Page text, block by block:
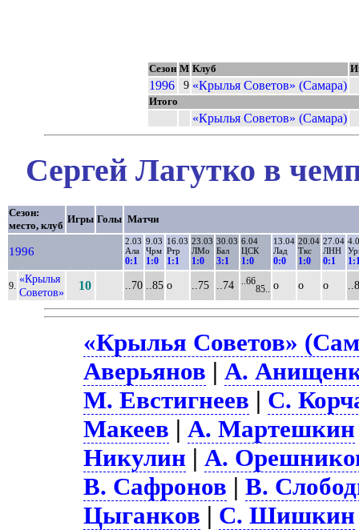
Сезон М Клуб
1996 9 «Крылья Советов» (Самара)
Итого
«Крылья Советов» (Самара)
Сергей Лагутко в
Сезон:
место, клуб
Игры Голы Матчи
1996
2.03
Ала
0:1
9.03
Чрм
1:0
16.03
Ртр
1:1
23.03
ЛМо
1:0
30.03
Бал
3:1
6.04
ЦСК
1:0
13.04
Лад
0:0
20.04
Ткс
1:0
27.04
ЛНН
0:1
9.
«Крылья
Советов»
10 ..70 ..85 о ..75 ..74 ..66
85.. о о о
«Крылья Советов»
Аверьянов |А.
М. Евстигнеев | С.
Макеев |А. Мартешкин
Никулин |А.
В. Сафронов |В.
Цыганков | С. Шишкин